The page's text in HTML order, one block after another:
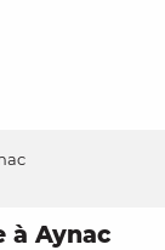
à Aynac